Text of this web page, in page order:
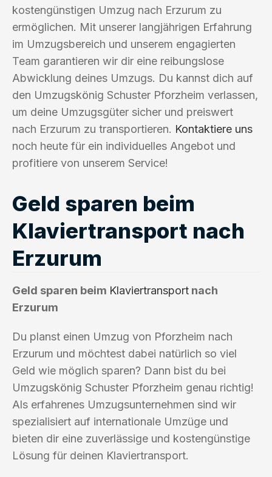
kostengünstigen Umzug nach Erzurum zu
ermöglichen. Mit unserer langjährigen Erfahrung
im Umzugsbereich und unserem engagierten
Team garantieren wir dir eine reibungslose
Abwicklung deines Umzugs. Du kannst dich auf
den Umzugskönig Schuster Pforzheim verlassen,
um deine Umzugsgüter sicher und preiswert
nach Erzurum zu transportieren. Kontaktiere uns
noch heute für ein individuelles Angebot und
profitiere von unserem Service!
Geld sparen beim
Klaviertransport nach
Erzurum
Geld sparen beim Klaviertransport nach
Erzurum
Du planst einen Umzug von Pforzheim nach
Erzurum und möchtest dabei natürlich so viel
Geld wie möglich sparen? Dann bist du bei
Umzugskönig Schuster Pforzheim genau richtig!
Als erfahrenes Umzugsunternehmen sind wir
spezialisiert auf internationale Umzüge und
bieten dir eine zuverlässige und kostengünstige
Lösung für deinen Klaviertransport.